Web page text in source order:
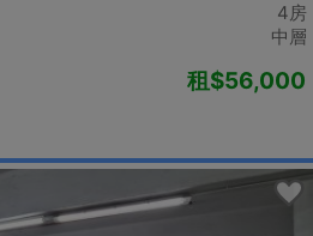
4房
中層
租$56,000